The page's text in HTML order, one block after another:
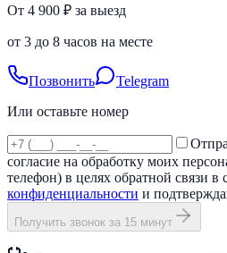
От 4 900 ₽ за выезд
от 3 до 8 часов на месте
Позвонить
Telegram
Или оставьте номер
согласие на обработку моих
телефон) в целях обратной связи в
конфиденциальности и
Получить звонок за 15 минут